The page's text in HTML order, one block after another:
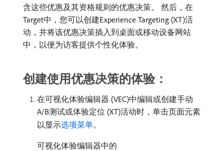
含这些优惠及其资格规则的优惠决策。 然后，在
Target中，您可以创建Experience Targeting (XT)活
动，并将该优惠决策插入到桌面或移动设备网站
中，以便为访客提供个性化体验。
创建使用优惠决策的体验：
在可视化体验编辑器 (VEC)中编辑或创建手动
A/B测试或体验定位 (XT)活动时，单击页面元素
以显示选项菜单。
可视化体验编辑器中的